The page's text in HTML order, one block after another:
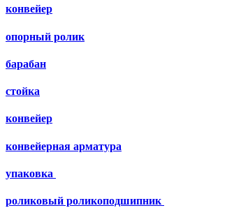
конвейер
опорный ролик
барабан
стойка
конвейер
конвейерная арматура
упаковка
роликовый роликоподшипник